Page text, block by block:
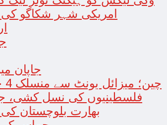
امریکی شہر شکاگو کی
جاپان میں
چین؛ میزائل یونٹ سے منسلک 4 جرنیلوں سمیت 9 فوجی اہلکارپارلیمنٹ سے برطرف
فلسطینیوں کی نسل کشی،
بھارت بلوچستان